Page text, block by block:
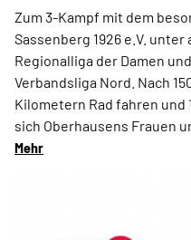
Zum 3-Kampf mit dem
Sassenberg 1926 e.V.
Regionalliga der Damen
Verbandsliga Nord. Nach
Kilometern Rad fahren
sich Oberhausens Frauen
Mehr